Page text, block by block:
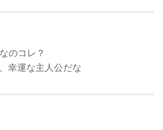
のコレ？
幸運な主人公だな